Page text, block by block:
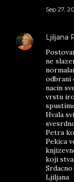
Sep 27,
Ljiljana
ne
odbrani
nacin
vrstu
Hvala
Petra
Pekica
koji
Ljiljana